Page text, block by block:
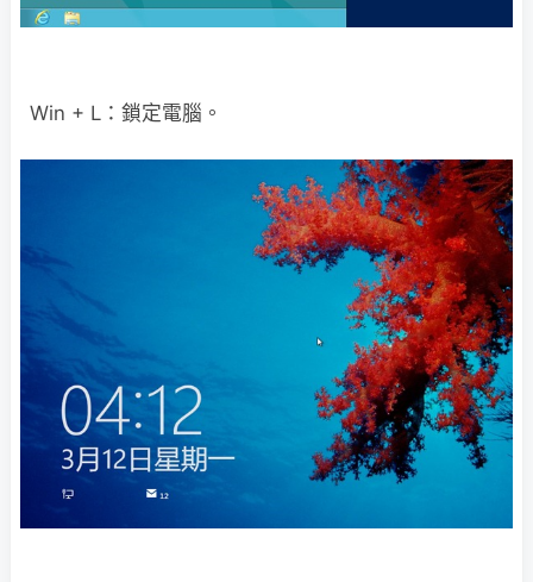
Win + L：鎖定電腦。